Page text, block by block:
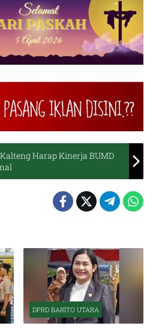
Harap Kinerja BUMD
DPRD BARITO UTARA